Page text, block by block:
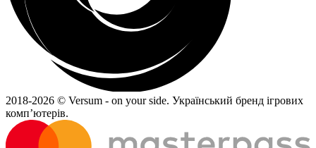
2018-2026 © Versum - on your side. Український бренд ігрових
комп’ютерів.